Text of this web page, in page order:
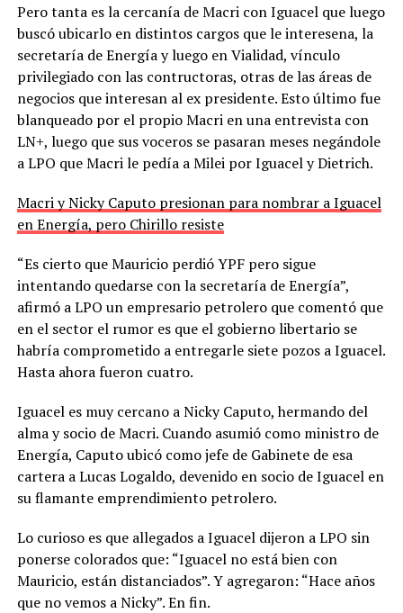
Pero tanta es la cercanía de Macri con Iguacel que luego
buscó ubicarlo en distintos cargos que le interesena, la
secretaría de Energía y luego en Vialidad, vínculo
privilegiado con las contructoras, otras de las áreas de
negocios que interesan al ex presidente. Esto último fue
blanqueado por el propio Macri en una entrevista con
LN+, luego que sus voceros se pasaran meses negándole
a LPO que Macri le pedía a Milei por Iguacel y Dietrich.
Macri y Nicky Caputo presionan para nombrar a Iguacel
en Energía, pero Chirillo resiste
“Es cierto que Mauricio perdió YPF pero sigue
intentando quedarse con la secretaría de Energía”,
afirmó a LPO un empresario petrolero que comentó que
en el sector el rumor es que el gobierno libertario se
habría comprometido a entregarle siete pozos a Iguacel.
Hasta ahora fueron cuatro.
Iguacel es muy cercano a Nicky Caputo, hermando del
alma y socio de Macri. Cuando asumió como ministro de
Energía, Caputo ubicó como jefe de Gabinete de esa
cartera a Lucas Logaldo, devenido en socio de Iguacel en
su flamante emprendimiento petrolero.
Lo curioso es que allegados a Iguacel dijeron a LPO sin
ponerse colorados que: “Iguacel no está bien con
Mauricio, están distanciados”. Y agregaron: “Hace años
que no vemos a Nicky”. En fin.